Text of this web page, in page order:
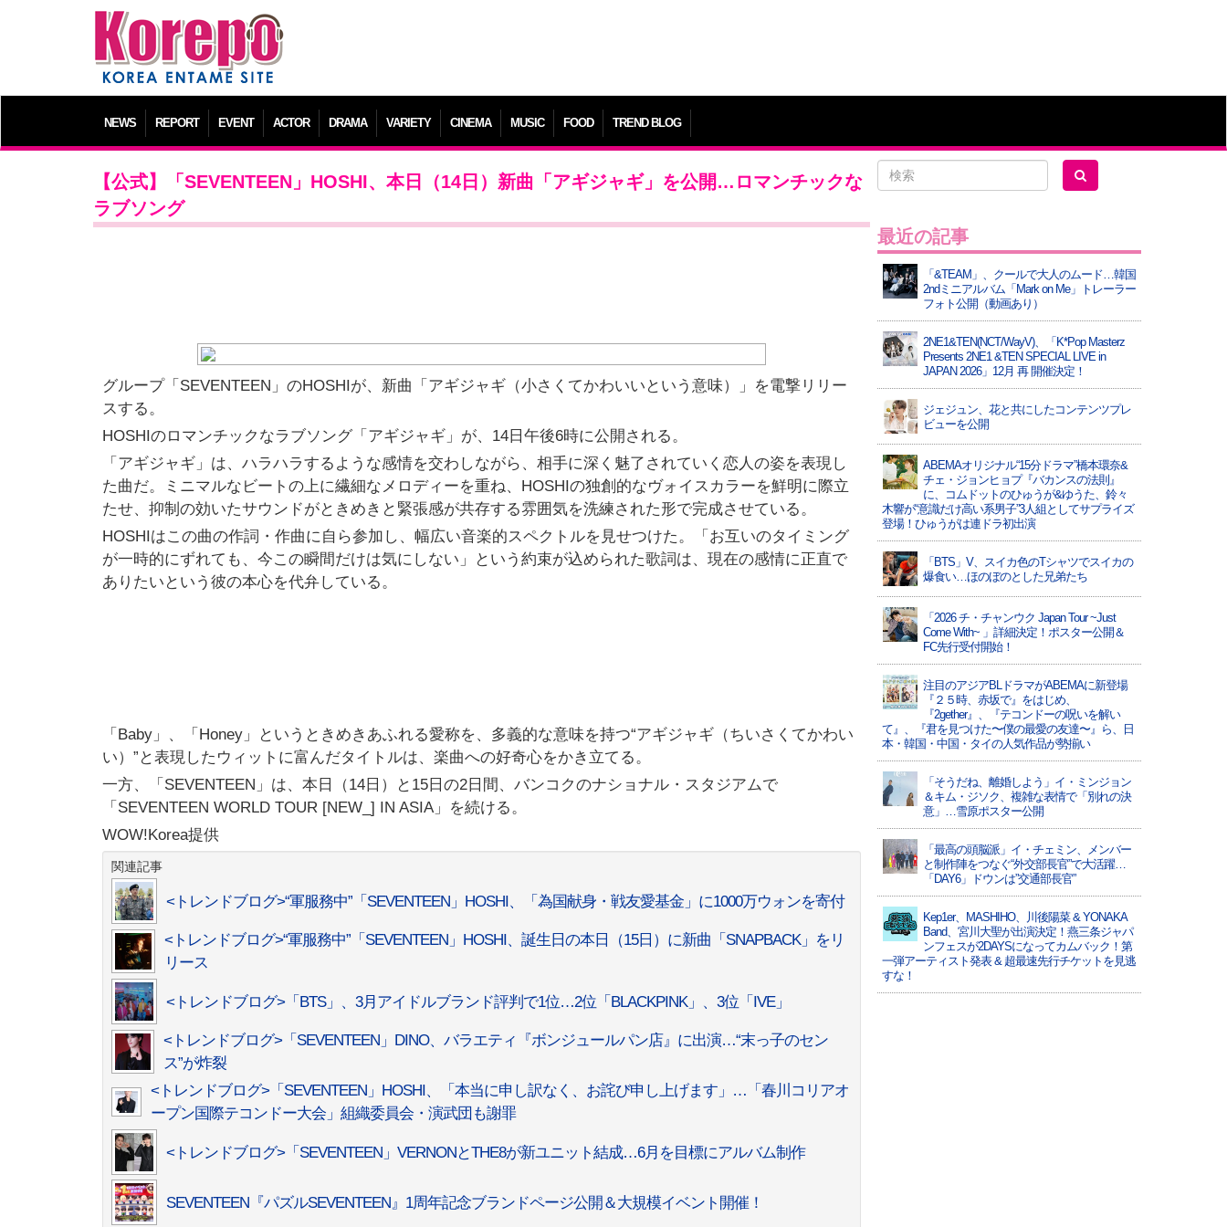
NEWS REPORT EVENT ACTOR DRAMA VARIETY CINEMA MUSIC FOOD TREND BLOG
【公式】「SEVENTEEN」HOSHI、本日（14日）新曲「アギジャギ」を公開…ロマンチックな
ラブソング
グループ「SEVENTEEN」のHOSHIが、新曲「アギジャギ（小さくてかわいいという意味）」を電撃リリー
スする。
HOSHIのロマンチックなラブソング「アギジャギ」が、14日午後6時に公開される。
「アギジャギ」は、ハラハラするような感情を交わしながら、相手に深く魅了されていく恋人の姿を表現し
た曲だ。ミニマルなビートの上に繊細なメロディーを重ね、HOSHIの独創的なヴォイスカラーを鮮明に際立
たせ、抑制の効いたサウンドがときめきと緊張感が共存する雰囲気を洗練された形で完成させている。
HOSHIはこの曲の作詞・作曲に自ら参加し、幅広い音楽的スペクトルを見せつけた。「お互いのタイミング
が一時的にずれても、今この瞬間だけは気にしない」という約束が込められた歌詞は、現在の感情に正直で
ありたいという彼の本心を代弁している。
「Baby」、「Honey」というときめきあふれる愛称を、多義的な意味を持つ“アギジャギ（ちいさくてかわい
い）”と表現したウィットに富んだタイトルは、楽曲への好奇心をかき立てる。
一方、「SEVENTEEN」は、本日（14日）と15日の2日間、バンコクのナショナル・スタジアムで
「SEVENTEEN WORLD TOUR [NEW_] IN ASIA」を続ける。
WOW!Korea提供
関連記事
<トレンドブログ>“軍服務中”「SEVENTEEN」HOSHI、「為国献身・戦友愛基金」に1000万ウォンを寄付
<トレンドブログ>“軍服務中”「SEVENTEEN」HOSHI、誕生日の本日（15日）に新曲「SNAPBACK」をリ
リース
<トレンドブログ>「BTS」、3月アイドルブランド評判で1位…2位「BLACKPINK」、3位「IVE」
<トレンドブログ>「SEVENTEEN」DINO、バラエティ『ボンジュールパン店』に出演…“末っ子のセン
ス”が炸裂
<トレンドブログ>「SEVENTEEN」HOSHI、「本当に申し訳なく、お詫び申し上げます」…「春川コリアオ
ープン国際テコンドー大会」組織委員会・演武団も謝罪
<トレンドブログ>「SEVENTEEN」VERNONとTHE8が新ユニット結成…6月を目標にアルバム制作
SEVENTEEN『パズルSEVENTEEN』1周年記念ブランドページ公開＆大規模イベント開催！
最近の記事
「&TEAM」、クールで大人のムード…韓国
2ndミニアルバム「Mark on Me」トレーラー
フォト公開（動画あり）
2NE1&TEN(NCT/WayV)、「K*Pop Masterz
Presents 2NE1 &TEN SPECIAL LIVE in
JAPAN 2026」12月 再 開催決定！
ジェジュン、花と共にしたコンテンツプレ
ビューを公開
ABEMAオリジナル“15分ドラマ”橋本環奈&
チェ・ジョンヒョプ『バカンスの法則』
に、コムドットのひゅうが&ゆうた、鈴々
木響が“意識だけ高い系男子”3人組としてサプライズ
登場！ひゅうがは連ドラ初出演
「BTS」V、スイカ色のTシャツでスイカの
爆食い…ほのぼのとした兄弟たち
「2026 チ・チャンウク Japan Tour ~Just
Come With~ 」詳細決定！ポスター公開＆
FC先行受付開始！
注目のアジアBLドラマがABEMAに新登場
『２５時、赤坂で』をはじめ、
『2gether』、『テコンドーの呪いを解い
て』、『君を見つけた〜僕の最愛の友達〜』ら、日
本・韓国・中国・タイの人気作品が勢揃い
「そうだね、離婚しよう」イ・ミンジョン
＆キム・ジソク、複雑な表情で「別れの決
意」…雪原ポスター公開
「最高の頭脳派」イ・チェミン、メンバー
と制作陣をつなぐ“外交部長官”で大活躍…
「DAY6」ドウンは”交通部長官”
Kep1er、MASHIHO、川後陽菜 & YONAKA
Band、宮川大聖が出演決定！燕三条ジャパ
ンフェスが2DAYSになってカムバック！第
一弾アーティスト発表 & 超最速先行チケットを見逃
すな！